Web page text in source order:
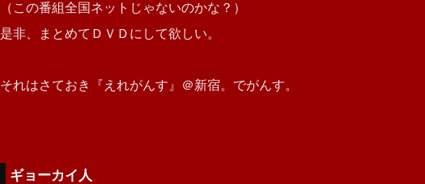
（この番組全国ネットじゃないのかな？）
是非、まとめてＤＶＤにして欲しい。
それはさておき『えれがんす』＠新宿。でがんす。
ギョーカイ人